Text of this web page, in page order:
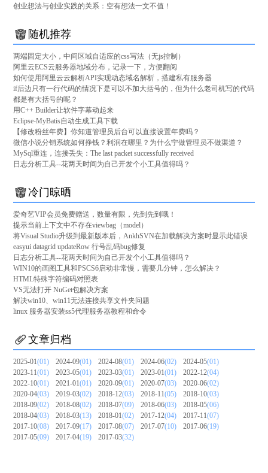
创业想法与创业实践的关系：空有想法一文不值！
随机推荐
两端固定大小，中间区域自适应的css写法（无js控制）
阿里云ECS云服务器地域分布，记录一下，方便翻阅
如何使用阿里云云解析API实现动态域名解析，搭建私有服务器
if后边只有一行代码的情况下是可以不加大括号的，但为什么老司机写的代码
都是有大括号的呢？
用C++ Builder让软件字幕动起来
Eclipse-MyBatis自动生成工具下载
【修改粉丝年费】你知道管理员后台可以直接设置年费吗？
微信小说分销系统如何挣钱？利润在哪里？为什么宁做管理员不做渠道？
MySql重连，连接丢失：The last packet successfully received
日志分析工具--花两天时间为自己开发个小工具值得吗？
冷门晾晒
爱奇艺VIP会员免费赠送，数量有限，先到先到哦！
提示当前上下文中不存在viewbag（model）
将Visual Studio升级到最新版本后，AnkhSVN在加载解决方案时显示此错误
easyui datagrid updateRow 行号乱码bug修复
日志分析工具--花两天时间为自己开发个小工具值得吗？
WIN10的画图工具和PSCS6启动非常慢，需要几分钟，怎么解决？
HTML特殊字符编码对照表
VS无法打开 NuGet包解决方案
解决win10、win11无法连接共享文件夹问题
linux 服务器安装ss5代理服务器教程和命令
文章归档
2025-01(01) 2024-09(01) 2024-08(01) 2024-06(02) 2024-05(01)
2023-11(01) 2023-05(01) 2023-03(01) 2023-01(01) 2022-12(04)
2022-10(01) 2021-01(01) 2020-09(01) 2020-07(03) 2020-06(02)
2020-04(03) 2019-03(02) 2018-12(03) 2018-11(05) 2018-10(03)
2018-09(02) 2018-08(02) 2018-07(09) 2018-06(03) 2018-05(06)
2018-04(03) 2018-03(13) 2018-01(02) 2017-12(04) 2017-11(07)
2017-10(08) 2017-09(17) 2017-08(07) 2017-07(10) 2017-06(19)
2017-05(09) 2017-04(19) 2017-03(32)